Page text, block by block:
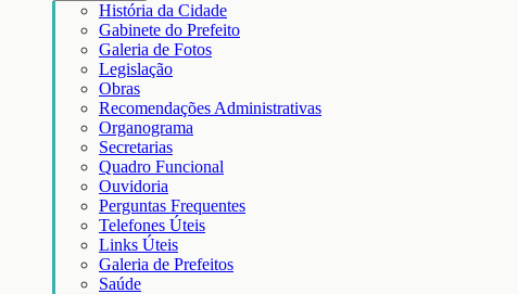
História da Cidade
Gabinete do Prefeito
Galeria de Fotos
Legislação
Obras
Recomendações Administrativas
Organograma
Secretarias
Quadro Funcional
Ouvidoria
Perguntas Frequentes
Telefones Úteis
Links Úteis
Galeria de Prefeitos
Saúde